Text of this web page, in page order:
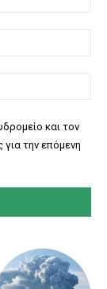
και τον
την επόμενη